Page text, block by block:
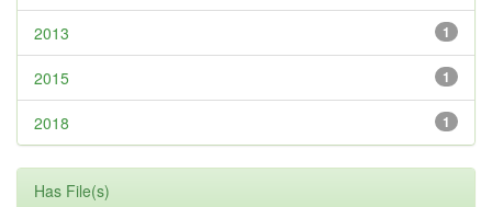
1
2013
1
2015
1
2018
Has File(s)